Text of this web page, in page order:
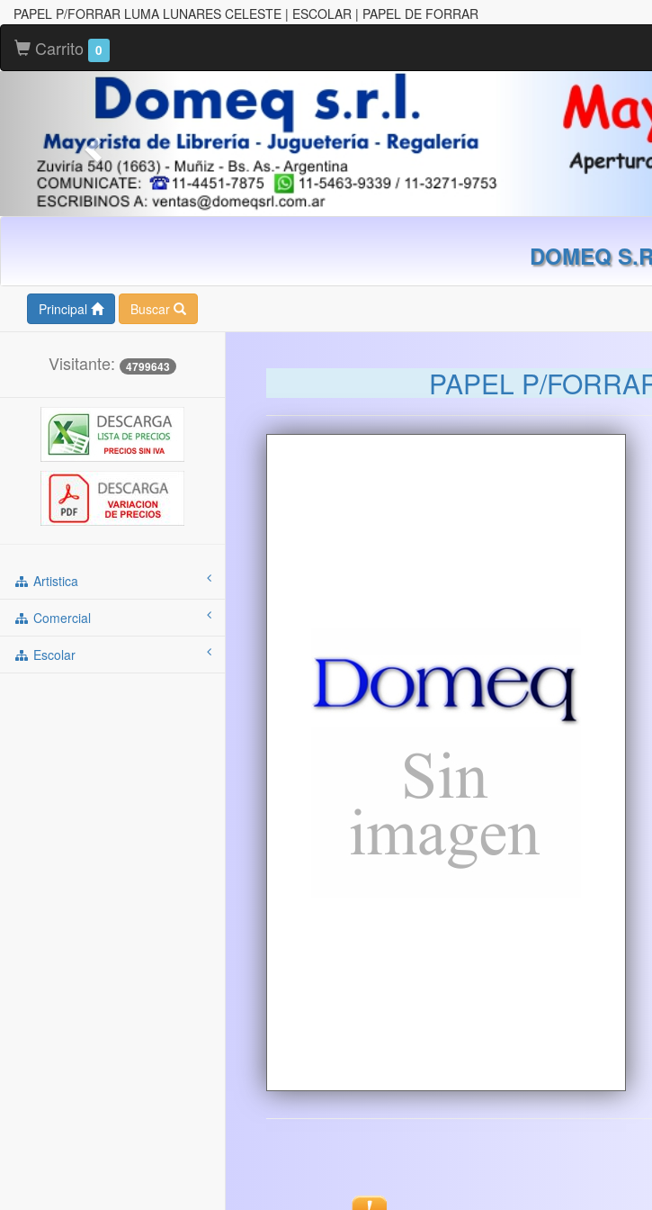
PAPEL P/FORRAR LUMA LUNARES CELESTE | ESCOLAR | PAPEL DE FORRAR
Carrito 0
DOMEQ
Principal Buscar
Visitante: 4799643
Artistica
Comercial
Escolar
PAPEL P/